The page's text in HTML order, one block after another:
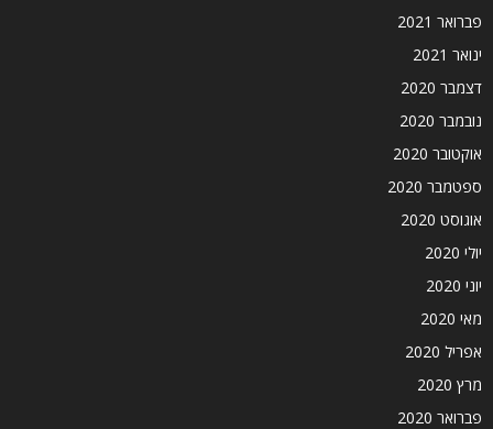
פברואר 2021
ינואר 2021
דצמבר 2020
נובמבר 2020
אוקטובר 2020
ספטמבר 2020
אוגוסט 2020
יולי 2020
יוני 2020
מאי 2020
אפריל 2020
מרץ 2020
פברואר 2020